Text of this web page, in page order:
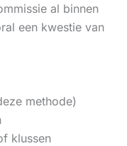
al binnen
een kwestie van
methode)
klussen